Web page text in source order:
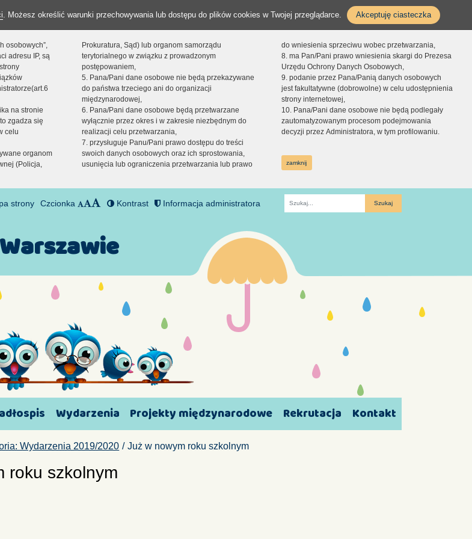
. Możesz określić warunki przechowywania lub dostępu do plików cookies w Twojej przeglądarce. Akceptuję ciasteczka
osobowych”,
adresu IP, są
na stronie
zgadza się
celu
organom
(Policja,
Prokuratura, Sąd) lub organom samorządu
terytorialnego w związku z prowadzonym
postępowaniem,
5. Pana/Pani dane osobowe nie będą przekazywane
do państwa trzeciego ani do organizacji
międzynarodowej,
6. Pana/Pani dane osobowe będą przetwarzane
wyłącznie przez okres i w zakresie niezbędnym do
realizacji celu przetwarzania,
7. przysługuje Panu/Pani prawo dostępu do treści
swoich danych osobowych oraz ich sprostowania,
usunięcia lub ograniczenia przetwarzania lub prawo
do wniesienia sprzeciwu wobec przetwarzania,
8. ma Pan/Pani prawo wniesienia skargi do Prezesa
Urzędu Ochrony Danych Osobowych,
9. podanie przez Pana/Panią danych osobowych
jest fakultatywne (dobrowolne) w celu udostępnienia
strony internetowej,
10. Pana/Pani dane osobowe nie będą podlegały
zautomatyzowanym procesom podejmowania
decyzji przez Administratora, w tym profilowaniu.
zamknij
strony Czcionka Kontrast Informacja administratora
Fraza
Wydarzenia Projekty międzynarodowe Rekrutacja Kontakt
Wydarzenia 2019/2020 Już w nowym roku szkolnym
roku szkolnym